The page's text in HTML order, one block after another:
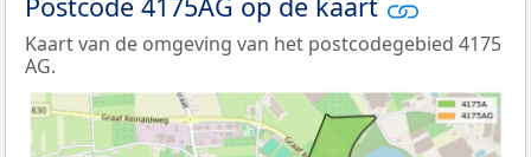
Postcode 4175AG op de kaart
Kaart van de omgeving van het postcodegebied 4175
AG.